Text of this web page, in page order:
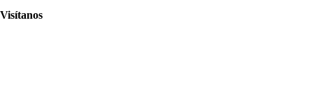
Visítanos